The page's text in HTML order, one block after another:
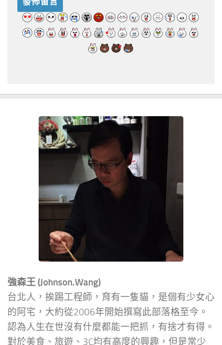
強森王 (Johnson.Wang)
台北人，挨踢工程師，育有一隻貓，是個有少女心
的阿宅，大約從2006年開始撰寫此部落格至今。
認為人生在世沒有什麼都能一把抓，有捨才有得。
對於美食、旅遊、3C均有高度的興趣，但是常少